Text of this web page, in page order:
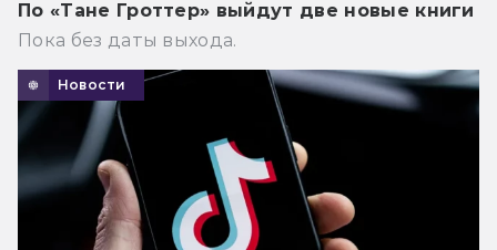
По «Тане Гроттер» выйдут две новые книги
Пока без даты выхода.
Новости